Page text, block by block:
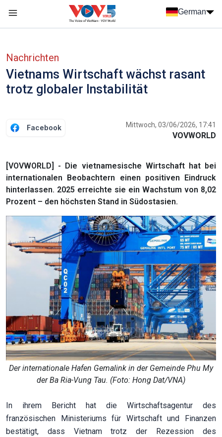
German
Nachrichten
Vietnams Wirtschaft wächst rasant
trotz globaler Instabilität
Facebook Mittwoch, 03/06/2026, 17:41
VOVWORLD
[VOVWORLD] - Die vietnamesische Wirtschaft hat bei
internationalen Beobachtern einen positiven Eindruck
hinterlassen. 2025 erreichte sie ein Wachstum von 8,02
Prozent – den höchsten Stand in Südostasien.
Der internationale Hafen Gemalink in der Gemeinde Phu My
der Ba Ria-Vung Tau. (Foto: Hong Dat/VNA)
In ihrem Bericht hat die Wirtschaftsagentur des
französischen Ministeriums für Wirtschaft und Finanzen
bestätigt, dass Vietnam trotz der Rezession des